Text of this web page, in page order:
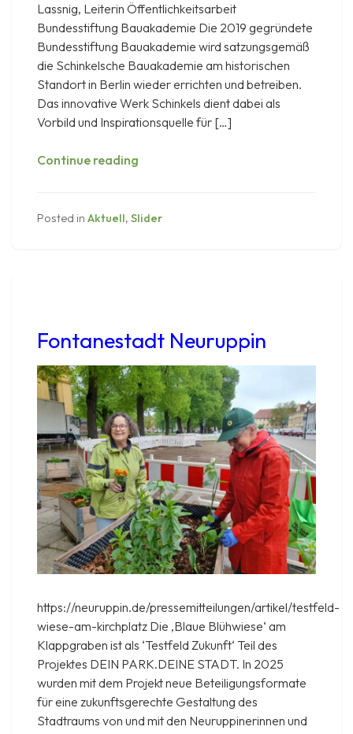
Lassnig, Leiterin Öffentlichkeitsarbeit
Bundesstiftung Bauakademie Die 2019 gegründete
Bundesstiftung Bauakademie wird satzungsgemäß
die Schinkelsche Bauakademie am historischen
Standort in Berlin wieder errichten und betreiben.
Das innovative Werk Schinkels dient dabei als
Vorbild und Inspirationsquelle für […]
Continue reading
–
Lassnig
informiert
am
25.
März
2026
Posted in Aktuell, Slider
Fontanestadt Neuruppin
https://neuruppin.de/pressemitteilungen/artikel/testfeld-
wiese-am-kirchplatz Die ‚Blaue Blühwiese‘ am
Klappgraben ist als ‘Testfeld Zukunft‘ Teil des
Projektes DEIN PARK.DEINE STADT. In 2025
wurden mit dem Projekt neue Beteiligungsformate
für eine zukunftsgerechte Gestaltung des
Stadtraums von und mit den Neuruppinerinnen und